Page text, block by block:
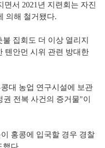
서 2021년 지련회는 자진
의해 철거됐다.
집회도 더 이상 열리지
톈안먼 시위 관련 방대한
대 농업 연구시설에 보관
전복 사건의 증거물"이
홍콩에 입국할 경우 경찰